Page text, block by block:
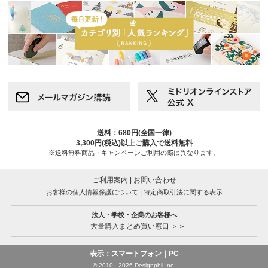
送料：680円(全国一律)
3,300円(税込)以上ご購入で送料無料
※送料無料商品・キャンペーンご利用の際は異なります。
ご利用案内 | お問い合わせ
お客様の個人情報保護について | 特定商取引法に関する表示
法人・学校・企業のお客様へ
大量購入まとめ買い窓口 ＞＞
表示：スマートフォン｜ PC
© 2010 - 2026 Designphil Inc.